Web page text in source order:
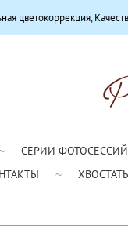
СЕРИИ ФОТОСЕССИЙ
Качественная